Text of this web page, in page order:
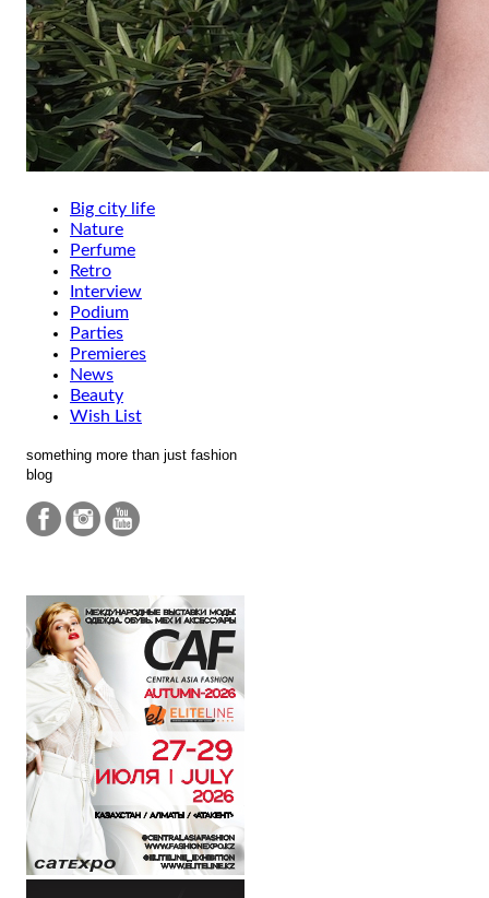
Big city life
Nature
Perfume
Retro
Interview
Podium
Parties
Premieres
News
Beauty
Wish List
something more than just fashion
blog